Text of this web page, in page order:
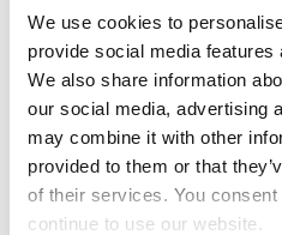
We use cookies to
provide social media features
We also share information
our social media, advertising
may combine it with other
provided to them or that
of their services. You
continue to use our website.
rapporto economico-
Le cessioni di particolari
introdotte in un deposito
extracomunitari.
Le cessioni di tutti beni
parte di soggetti italiani.
L’estrazione di beni dai
un altro stato membro se